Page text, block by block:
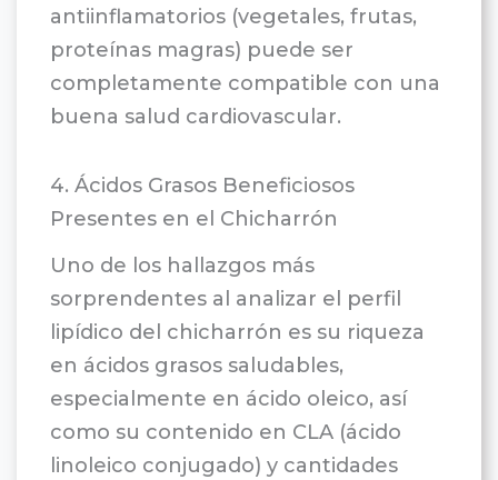
antiinflamatorios (vegetales, frutas,
proteínas magras) puede ser
completamente compatible con una
buena salud cardiovascular.
4. Ácidos Grasos Beneficiosos
Presentes en el Chicharrón
Uno de los hallazgos más
sorprendentes al analizar el perfil
lipídico del chicharrón es su riqueza
en ácidos grasos saludables,
especialmente en ácido oleico, así
como su contenido en CLA (ácido
linoleico conjugado) y cantidades